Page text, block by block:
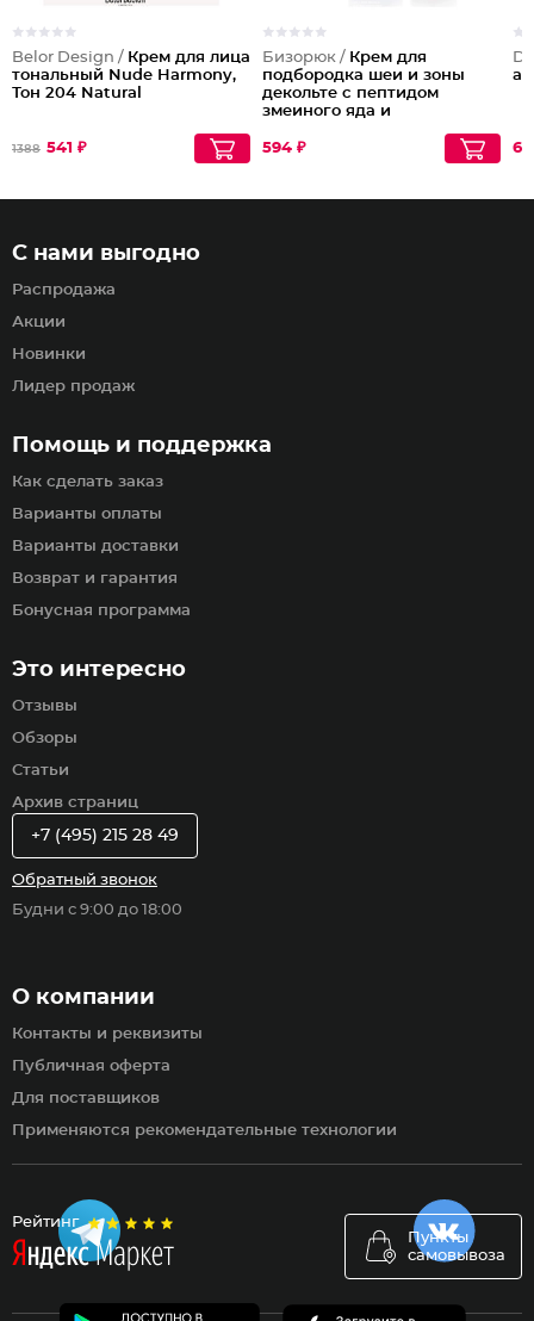
Belor Design / Крем для лица
тональный Nude Harmony,
Тон 204 Natural
1388 541 ₽
Бизорюк / Крем для
подбородка шеи и зоны
декольте с пептидом
змеиного яда и
594 ₽
Рейтинг
Пункты
самовывоза
Помощь и поддержка
Как сделать заказ
Варианты оплаты
Варианты доставки
Возврат и гарантия
Бонусная программа
С нами выгодно
Распродажа
Акции
Новинки
Лидер продаж
Это интересно
Отзывы
Обзоры
Статьи
Архив страниц
О компании
Контакты и реквизиты
Публичная оферта
Для поставщиков
Применяются рекомендательные технологии
+7 (495) 215 28 49
Обратный звонок
Будни с 9:00 до 18:00